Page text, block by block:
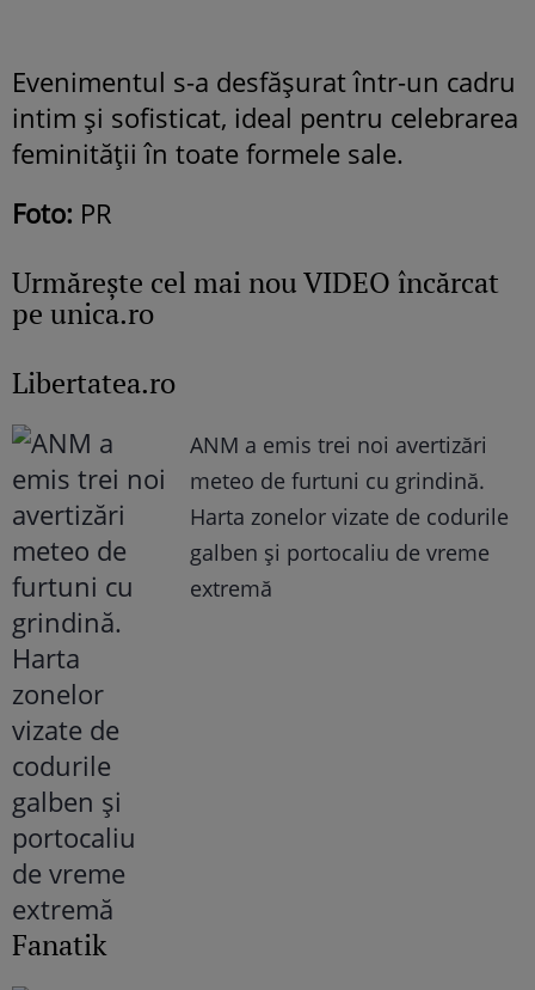
Evenimentul s-a desfășurat într-un cadru
intim și sofisticat, ideal pentru celebrarea
feminității în toate formele sale.
Foto: PR
Urmăreşte cel mai nou VIDEO încărcat
pe unica.ro
Libertatea.ro
ANM a emis trei noi avertizări
meteo de furtuni cu grindină.
Harta zonelor vizate de codurile
galben și portocaliu de vreme
extremă
Fanatik